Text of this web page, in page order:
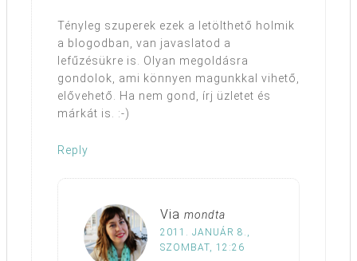
Tényleg szuperek ezek a letölthető holmik
a blogodban, van javaslatod a
lefűzésükre is. Olyan megoldásra
gondolok, ami könnyen magunkkal vihető,
elővehető. Ha nem gond, írj üzletet és
márkát is. :-)
Reply
Via mondta
2011. JANUÁR 8.,
SZOMBAT, 12:26